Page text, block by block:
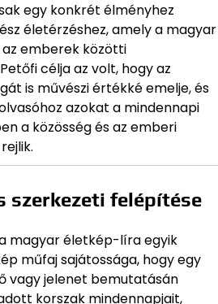
egy konkrét élményhez
életérzéshez, amely a magyar
emberek közötti
célja az volt, hogy az
is művészi értékké emelje, és
azokat a mindennapi
a közösség és az emberi
szerkezeti felépítése
magyar életkép-líra egyik
műfaj sajátossága, hogy egy
vagy jelenet bemutatásán
korszak mindennapjait,